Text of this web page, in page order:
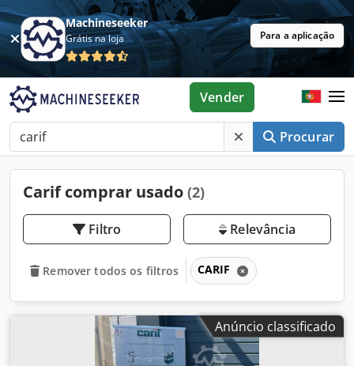
Machineseeker
Grátis na loja Para a aplicação
Procurar
Vender
Carif comprar usado (2)
Filtro Relevância
Remover todos os filtros CARIF
Anúncio classificado